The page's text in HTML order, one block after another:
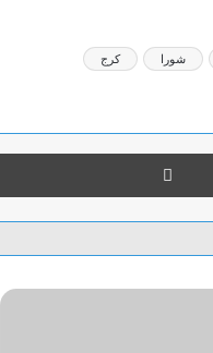
شورا
کرج